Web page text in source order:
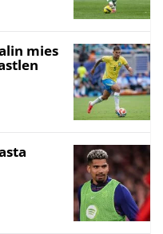
mies